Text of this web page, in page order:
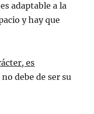
adaptable a la
y hay que
es
debe de ser su